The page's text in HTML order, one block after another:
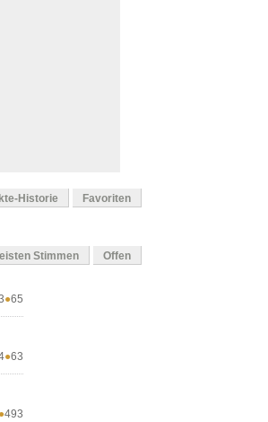
Historie Favoriten
Stimmen Offen
●65
●63
●493